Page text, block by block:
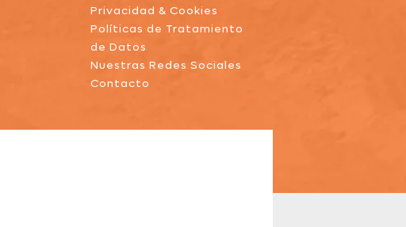
Privacidad & Cookies
Políticas de Tratamiento
de Datos
Nuestras Redes Sociales
Contacto